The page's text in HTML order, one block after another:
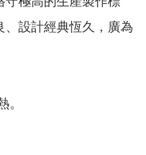
設計經典恆久，廣為
。